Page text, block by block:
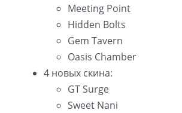
Meeting Point
Hidden Bolts
Gem Tavern
Oasis Chamber
4 новых скина:
GT Surge
Sweet Nani